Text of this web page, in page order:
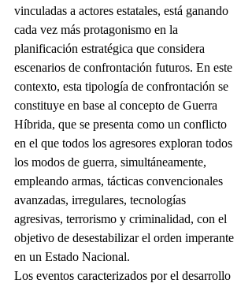
vinculadas a actores estatales, está ganando
cada vez más protagonismo en la
planificación estratégica que considera
escenarios de confrontación futuros. En este
contexto, esta tipología de confrontación se
constituye en base al concepto de Guerra
Híbrida, que se presenta como un conflicto
en el que todos los agresores exploran todos
los modos de guerra, simultáneamente,
empleando armas, tácticas convencionales
avanzadas, irregulares, tecnologías
agresivas, terrorismo y criminalidad, con el
objetivo de desestabilizar el orden imperante
en un Estado Nacional.
Los eventos caracterizados por el desarrollo